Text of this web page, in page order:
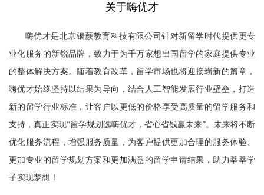
关于嗨优才
嗨优才是北京银蕨教育科技有限公司针对新留学时代提供更专
业化服务的新锐品牌，致力于为千万家想出国留学的家庭提供专业
的整体解决方案。随着教育改革，留学市场也将迎接崭新的篇章，
嗨优才始终坚持以结果为导向，结合人工智能发展行业壁垒，打造
新的留学行业标准，让客户以更低的价格享受高质量的留学服务和
支持，真正实现“留学规划选嗨优才，省心省钱赢未来”。未来将不断
优化服务流程，增强服务质量，为客户提供更加合理的服务体验、
更加专业的留学规划方案和更加满意的留学申请结果，助力莘莘学
子实现梦想！